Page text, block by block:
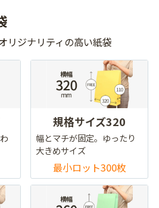
リジナリティの高い紙袋
規格サイズ320
幅とマチが固定。ゆったり
大きめサイズ
最小ロット300枚